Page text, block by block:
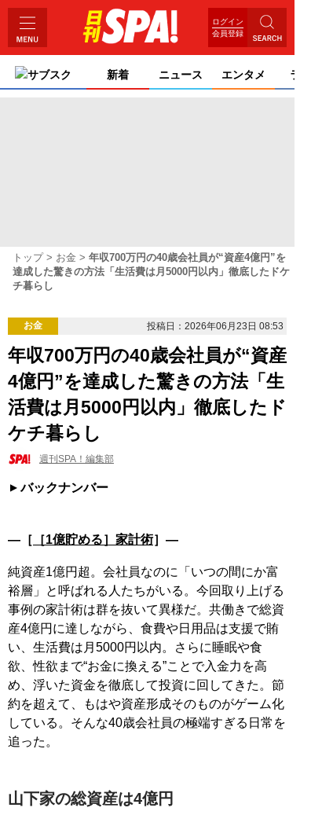
ログイン
会員登録
サブスク 新着 ニュース エンタメ ライ
トップ お金
年収700万円の40歳会社員が“資産4億円”を
達成した驚きの方法「生活費は月5000円以内」徹底したドケ
チ暮らし
お金 投稿日：2026年06月23日 08:53
年収700万円の40歳会社員が“資産
4億円”を達成した驚きの方法「生
活費は月5000円以内」徹底したド
ケチ暮らし
週刊SPA！編集部
バックナンバー
―［ ［1億貯める］家計術］―
純資産1億円超。会社員なのに「いつの間にか富
裕層」と呼ばれる人たちがいる。今回取り上げる
事例の家計術は群を抜いて異様だ。共働きで総資
産4億円に達しながら、食費や日用品は支援で賄
い、生活費は月5000円以内。さらに睡眠や食
欲、性欲まで“お金に換える”ことで入金力を高
め、浮いた資金を徹底して投資に回してきた。節
約を超えて、もはや資産形成そのものがゲーム化
している。そんな40歳会社員の極端すぎる日常を
追った。
山下家の総資産は4億円